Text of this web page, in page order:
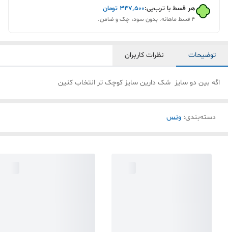
هر قسط با ترب‌پی:۳۴۷٬۵۰۰ تومان
۴ قسط ماهانه. بدون سود، چک و ضامن.
توضیحات نظرات کاربران
اگه بین دو سایز شک دارین سایز کوچک تر انتخاب کنین
دسته‌بندی: ونس